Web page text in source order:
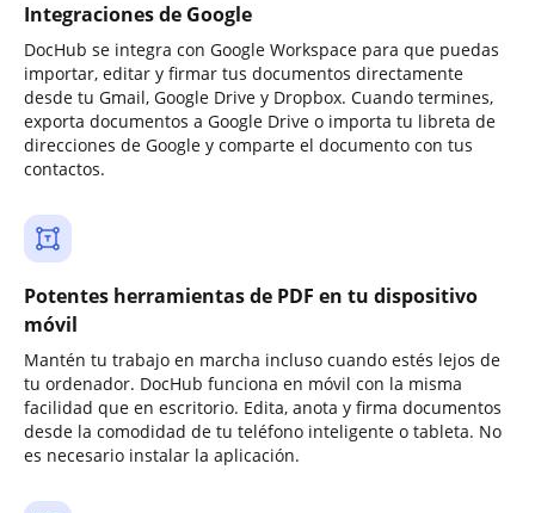
Integraciones de Google
DocHub se integra con Google Workspace para que puedas
importar, editar y firmar tus documentos directamente
desde tu Gmail, Google Drive y Dropbox. Cuando termines,
exporta documentos a Google Drive o importa tu libreta de
direcciones de Google y comparte el documento con tus
contactos.
Potentes herramientas de PDF en tu dispositivo
móvil
Mantén tu trabajo en marcha incluso cuando estés lejos de
tu ordenador. DocHub funciona en móvil con la misma
facilidad que en escritorio. Edita, anota y firma documentos
desde la comodidad de tu teléfono inteligente o tableta. No
es necesario instalar la aplicación.